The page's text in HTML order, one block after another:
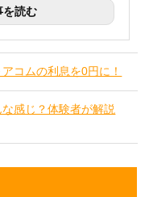
を読む
コムの利息を0円に！
感じ？体験者が解説